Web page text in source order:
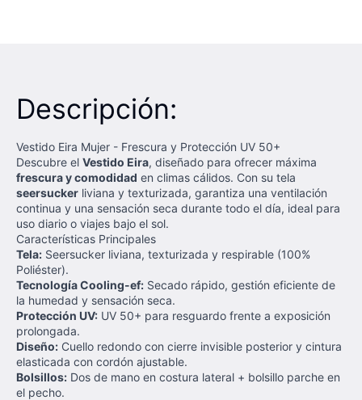
Descripción:
Vestido Eira Mujer - Frescura y Protección UV 50+
Descubre el Vestido Eira, diseñado para ofrecer máxima
frescura y comodidad en climas cálidos. Con su tela
seersucker liviana y texturizada, garantiza una ventilación
continua y una sensación seca durante todo el día, ideal para
uso diario o viajes bajo el sol.
Características Principales
Tela: Seersucker liviana, texturizada y respirable (100%
Poliéster).
Tecnología Cooling-ef: Secado rápido, gestión eficiente de
la humedad y sensación seca.
Protección UV: UV 50+ para resguardo frente a exposición
prolongada.
Diseño: Cuello redondo con cierre invisible posterior y cintura
elasticada con cordón ajustable.
Bolsillos: Dos de mano en costura lateral + bolsillo parche en
el pecho.